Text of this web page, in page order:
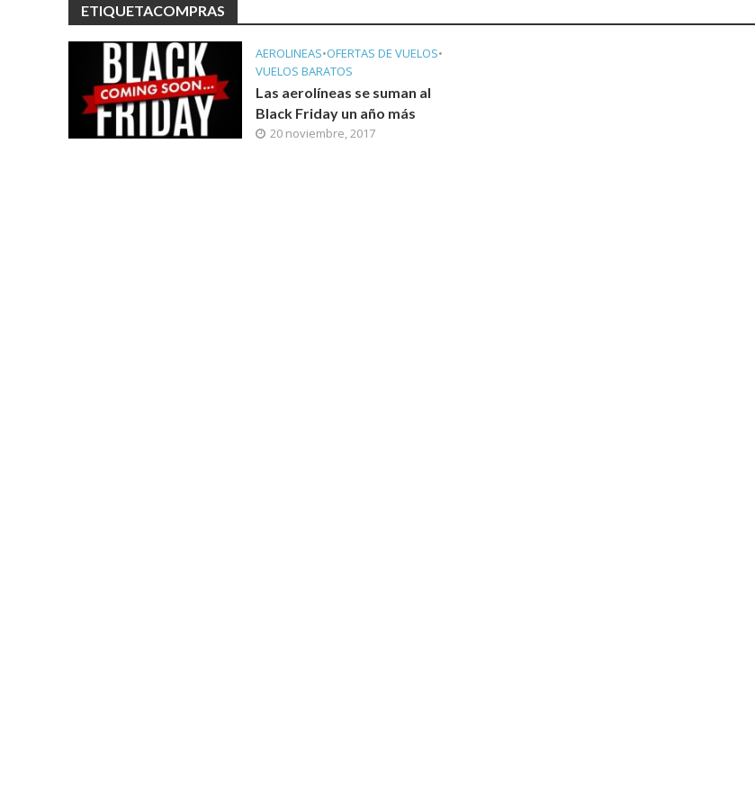
ETIQUETACOMPRAS
AEROLINEAS•OFERTAS DE VUELOS•
VUELOS BARATOS
Las aerolíneas se suman al
Black Friday un año más
20 noviembre, 2017